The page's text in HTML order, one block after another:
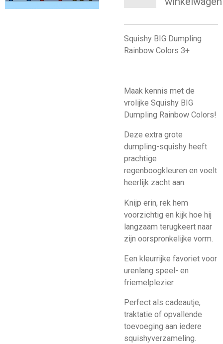
Squishy BIG Dumpling
Rainbow Colors 3+
Maak kennis met de
vrolijke Squishy BIG
Dumpling Rainbow Colors!
Deze extra grote
dumpling-squishy heeft
prachtige
regenboogkleuren en voelt
heerlijk zacht aan.
Knijp erin, rek hem
voorzichtig en kijk hoe hij
langzaam terugkeert naar
zijn oorspronkelijke vorm.
Een kleurrijke favoriet voor
urenlang speel- en
friemelplezier.
Perfect als cadeautje,
traktatie of opvallende
toevoeging aan iedere
squishyverzameling.